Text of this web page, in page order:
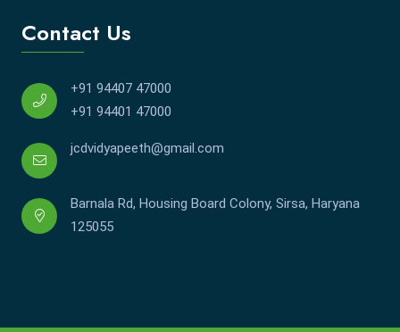
Contact Us
+91 94407 47000
+91 94401 47000
jcdvidyapeeth@gmail.com
Barnala Rd, Housing Board Colony, Sirsa, Haryana
125055